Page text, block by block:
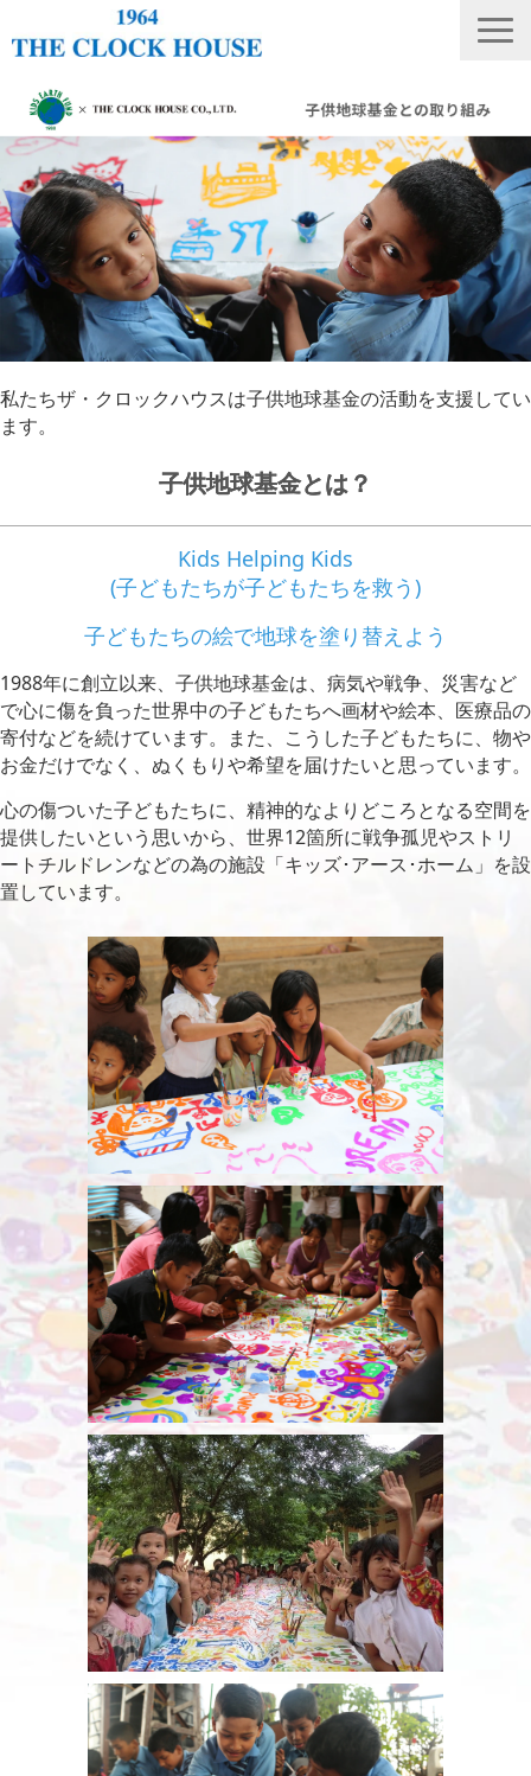
THE CLOCK HOUSE オリジナルウォッチ
ランキング
修理・電池交換
会社概要
採用情報
私たちザ・クロックハウスは子供地球基金の活動を支援してい
ます。
子供地球基金とは？
Kids Helping Kids
(子どもたちが子どもたちを救う)
子どもたちの絵で地球を塗り替えよう
1988年に創立以来、子供地球基金は、病気や戦争、災害など
で心に傷を負った世界中の子どもたちへ画材や絵本、医療品の
寄付などを続けています。
また、こうした子どもたちに、物や
お金だけでなく、ぬくもりや希望を届けたいと思っています。
心の傷ついた子どもたちに、精神的なよりどころとなる空間を
提供したいという思いから、世界12箇所に戦争孤児やストリ
ートチルドレンなどの為の施設「キッズ･アース･ホーム」を設
置しています。